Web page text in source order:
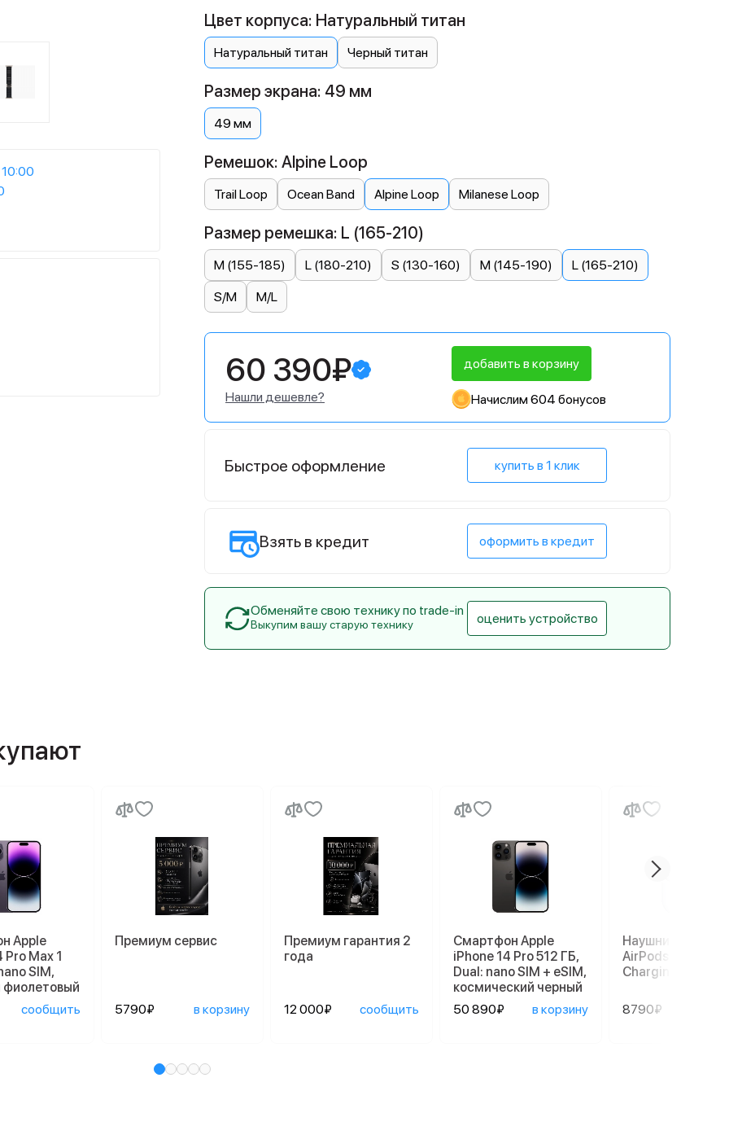
10:00
Цвет корпуса: Натуральный титан
Натуральный титан Черный титан
Размер экрана: 49 мм
49 мм
Ремешок: Alpine Loop
Trail Loop Ocean Band Alpine Loop Milanese Loop
Размер ремешка: L (165-210)
M (155-185) L (180-210) S (130-160) M (145-190) L (165-210)
S/M M/L
60 390₽
Нашли дешевле?
добавить в корзину
Начислим 604 бонусов
Быстрое оформление купить в 1 клик
Взять в кредит оформить в кредит
Обменяйте свою технику по trade-in
Выкупим вашу старую технику оценить устройство
Apple
Pro Max 1
SIM,
фиолетовый
сообщить
Премиум сервис
5790₽ в корзину
Премиум гарантия 2
года
12 000₽ сообщить
Смартфон Apple
iPhone 14 Pro 512 ГБ,
Dual: nano SIM + eSIM,
космический черный
50 890₽
в корзину
Наушники Apple
AirPods 3
Charging Case,
8790₽